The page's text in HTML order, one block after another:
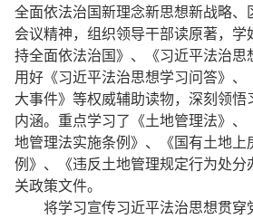
全面依法治国新理念新思想新战略、
会议精神，组织领导干部读原著，学
持全面依法治国》、《习近平法治思
用好《习近平法治思想学习问答》、
大事件》等权威辅助读物，深刻领悟
内涵。重点学习了《土地管理法》、
地管理法实施条例》、《国有土地上
例》、《违反土地管理规定行为处分
关政策文件。
将学习宣传习近平法治思想贯穿